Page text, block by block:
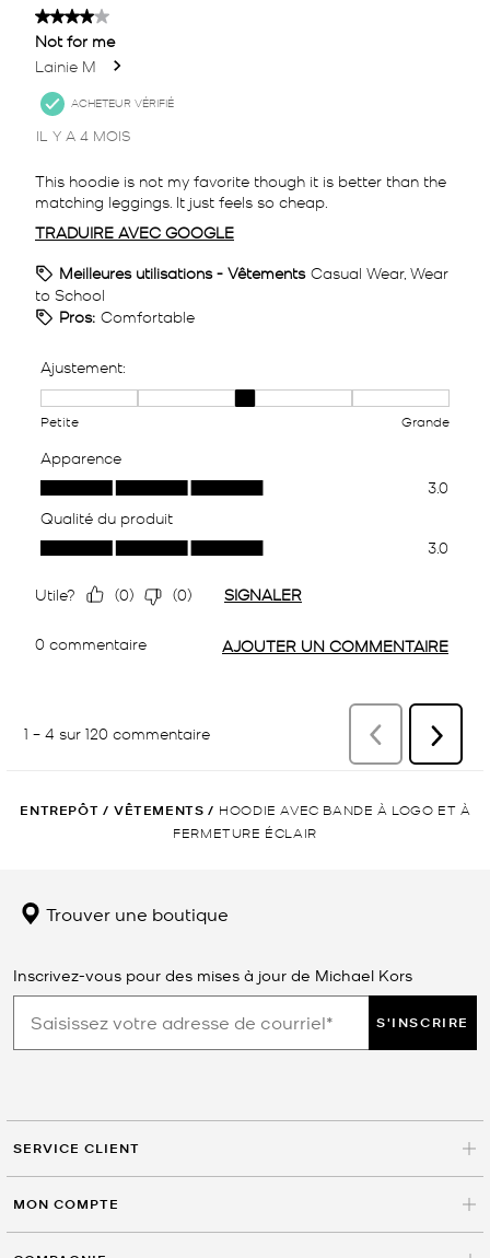
ENTREPÔT / VÊTEMENTS / HOODIE AVEC BANDE À LOGO ET À
FERMETURE ÉCLAIR
Trouver une boutique
Inscrivez-vous pour des mises à jour de Michael Kors
S'INSCRIRE
SERVICE CLIENT
MON COMPTE